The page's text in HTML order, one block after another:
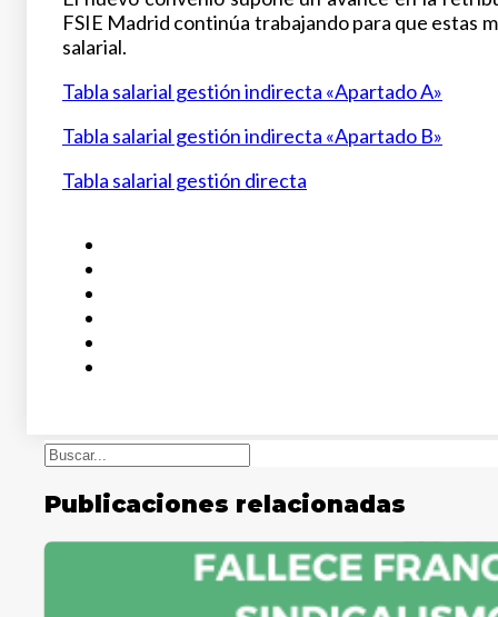
FSIE Madrid continúa trabajando para que estas
salarial.
Tabla salarial gestión indirecta «Apartado A»
Tabla salarial gestión indirecta «Apartado B»
Tabla salarial gestión directa
Buscar
Publicaciones relacionadas